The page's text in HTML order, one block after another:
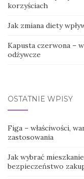
korzyściach
Jak zmiana diety
Kapusta czerwona –
odżywcze
OSTATNIE WPISY
Figa – właściwości,
zastosowania
Jak wybrać
bezpieczeństwo